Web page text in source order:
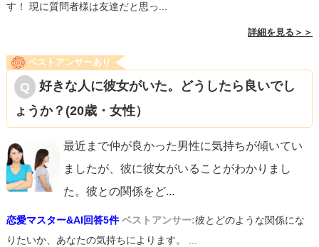
す！ 現に質問者様は友達だと思っ...
詳細を見る＞＞
ベストアンサーあり
好きな人に彼女がいた。どうしたら良いでし
ょうか？(20歳・女性）
最近まで仲が良かった男性に気持ちが傾いてい
ましたが、彼に彼女がいることがわかりまし
た。彼との関係をど...
恋愛マスター&AI回答5件 ベストアンサー:彼とどのような関係にな
りたいか、あなたの気持ちによります。 ...